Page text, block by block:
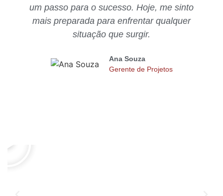
um passo para o sucesso. Hoje, me sinto
mais preparada para enfrentar qualquer
situação que surgir.
Ana Souza
Gerente de Projetos